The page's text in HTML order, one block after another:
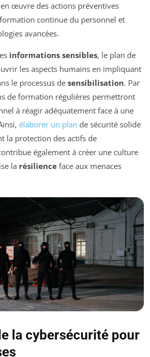
œuvre des actions préventives
continue du personnel et
avancées.
informations sensibles, le plan de
les aspects humains en impliquant
le processus de sensibilisation. Par
de formation régulières permettront
à réagir adéquatement face à une
élaborer un plan de sécurité solide
la protection des actifs de
également à créer une culture
la résilience face aux menaces
la cybersécurité pour